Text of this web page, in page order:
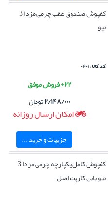
کفپوش صندوق عقب چرمی مزدا 3
نیو
کد کالا : ۰۴۰۱
۲۲+ فروش موفق
۲/۱۴۸/۰۰۰تومان
امکان ارسال روزانه
جزییات و خرید ...
کفپوش کامل یکپارچه چرمی مزدا 3
نیو بابل کارپت اصل